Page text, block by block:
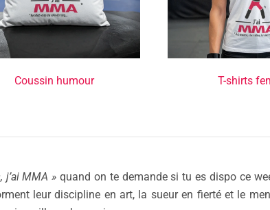
Coussin humour T-shirts
j’ai MMA » quand on te demande si tu es dispo ce
leur discipline en art, la sueur en fierté et le